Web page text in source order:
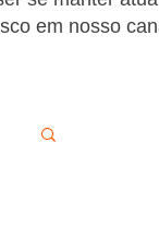
em nosso